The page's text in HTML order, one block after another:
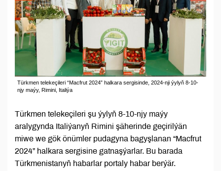
Türkmen telekeçileri “Macfrut 2024” halkara sergisinde, 2024-nji ýylyň 8-10-
njy maýy, Rimini, Italiýa
Türkmen telekeçileri şu ýylyň 8-10-njy maýy
aralygynda Italiýanyň Rimini şäherinde geçirilýän
miwe we gök önümler pudagyna bagyşlanan “Macfrut
2024” halkara sergisine gatnaşýarlar. Bu barada
Türkmenistanyň habarlar portaly habar berýär.